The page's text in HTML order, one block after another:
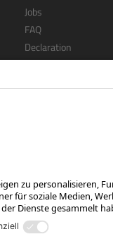
Jobs
FAQ
Declaration
Open Source